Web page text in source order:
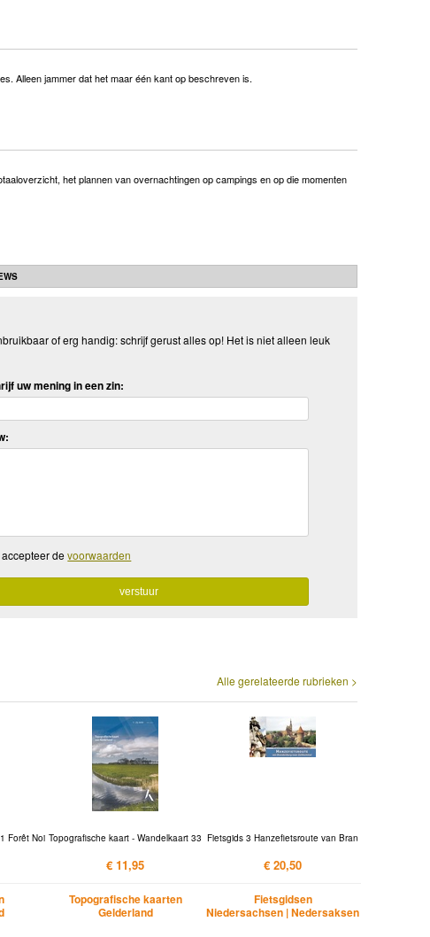
Alleen jammer dat het maar één kant op beschreven is.
het plannen van overnachtingen op campings en op die momenten
of erg handig: schrijf gerust alles op! Het is niet alleen leuk
uw mening in een zin:
accepteer devoorwaarden
Alle gerelateerde rubrieken >
Forêt Noi Topografische kaart - Wandelkaart 33
€ 11,95
Topografische kaarten
Gelderland
Fietsgids 3 Hanzefietsroute van Bran
€ 20,50
Fietsgidsen
Niedersachsen | Nedersaksen